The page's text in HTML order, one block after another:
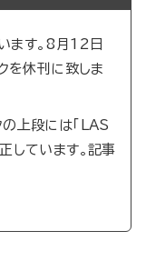
ます。8月12日
を休刊に致しま
上段には「LAS
しています。記事